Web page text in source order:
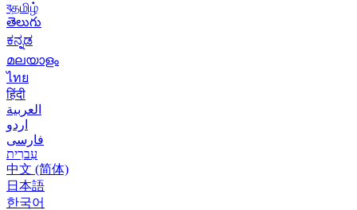
বதமிழ்
తెలుగు
ಕನ್ನಡ
മലയാളം
ไทย
हिंदी
العربية
اردو
فارسی
עִברִית
中文 (简体)
日本語
한국어